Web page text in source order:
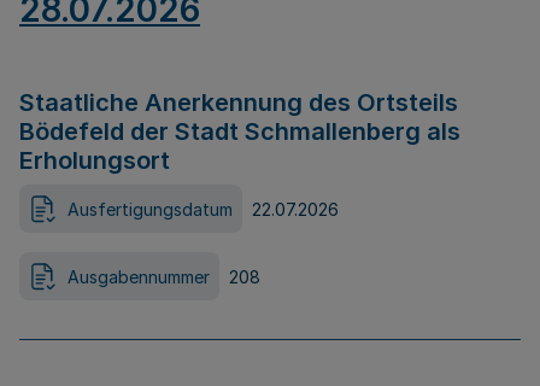
28.07.2026
Staatliche Anerkennung des Ortsteils
Bödefeld der Stadt Schmallenberg als
Erholungsort
Ausfertigungsdatum 22.07.2026
Ausgabennummer 208